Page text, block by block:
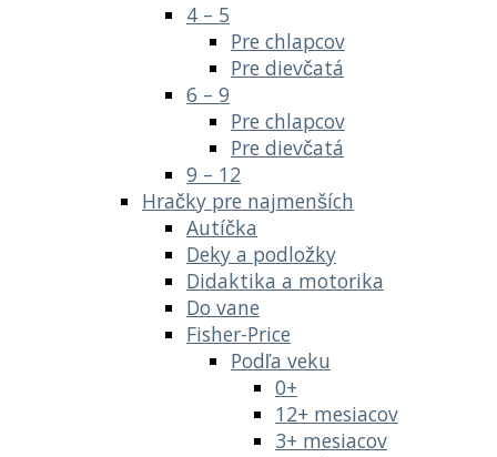
4 – 5
Pre chlapcov
Pre dievčatá
6 – 9
Pre chlapcov
Pre dievčatá
9 – 12
Hračky pre najmenších
Autíčka
Deky a podložky
Didaktika a motorika
Do vane
Fisher-Price
Podľa veku
0+
12+ mesiacov
3+ mesiacov